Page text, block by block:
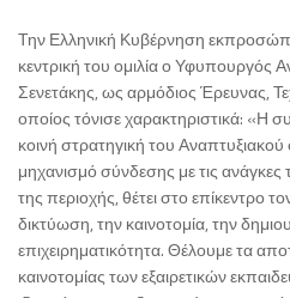
Την Ελληνική Κυβέρνηση
κεντρική του ομιλία ο Υφυπουργός
Σενετάκης, ως αρμόδιος Έρευνας,
οποίος τόνισε χαρακτηριστικά: «Η
κοινή στρατηγική του
μηχανισμό σύνδεσης με τις
της περιοχής, θέτει στο επίκεντρο
δικτύωση, την καινοτομία, την
επιχειρηματικότητα. Θέλουμε τα
καινοτομίας των εξαιρετικών